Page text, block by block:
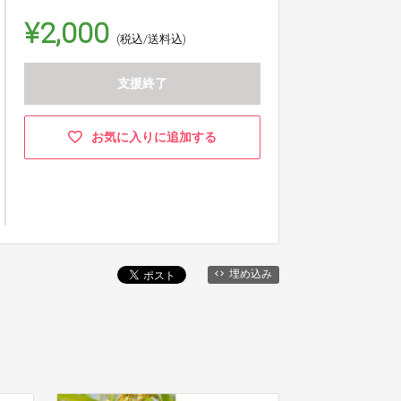
¥2,000 (税込/送料込)
支援終了
お気に入りに追加する
埋め込み